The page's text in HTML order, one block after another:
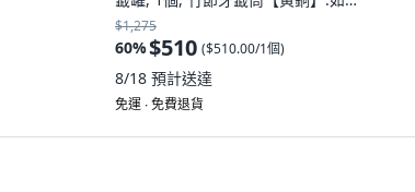
圖
$1,275
60%$510 ($510.00/1個)
8/18 預計送達
免運 ∙ 免費退貨